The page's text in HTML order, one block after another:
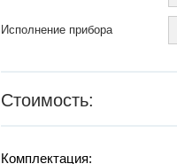
Исполнение прибора
Стоимость:
Комплектация: